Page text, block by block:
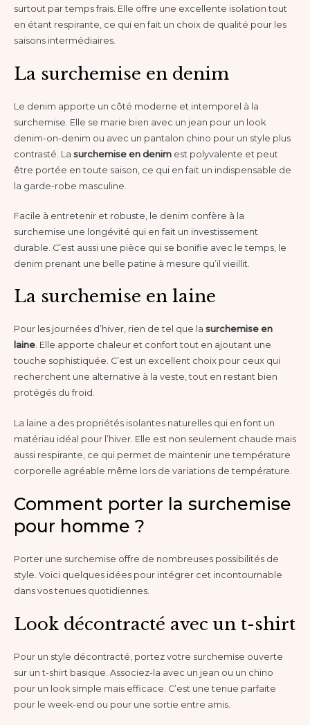
surtout par temps frais. Elle offre une excellente isolation tout
en étant respirante, ce qui en fait un choix de qualité pour les
saisons intermédiaires.
La surchemise en denim
Le denim apporte un côté moderne et intemporel à la
surchemise. Elle se marie bien avec un jean pour un look
denim-on-denim ou avec un pantalon chino pour un style plus
contrasté. La surchemise en denim est polyvalente et peut
être portée en toute saison, ce qui en fait un indispensable de
la garde-robe masculine.
Facile à entretenir et robuste, le denim confère à la
surchemise une longévité qui en fait un investissement
durable. C’est aussi une pièce qui se bonifie avec le temps, le
denim prenant une belle patine à mesure qu’il vieillit.
La surchemise en laine
Pour les journées d’hiver, rien de tel que la surchemise en
laine. Elle apporte chaleur et confort tout en ajoutant une
touche sophistiquée. C’est un excellent choix pour ceux qui
recherchent une alternative à la veste, tout en restant bien
protégés du froid.
La laine a des propriétés isolantes naturelles qui en font un
matériau idéal pour l’hiver. Elle est non seulement chaude mais
aussi respirante, ce qui permet de maintenir une température
corporelle agréable même lors de variations de température.
Comment porter la surchemise
pour homme ?
Porter une surchemise offre de nombreuses possibilités de
style. Voici quelques idées pour intégrer cet incontournable
dans vos tenues quotidiennes.
Look décontracté avec un t-shirt
Pour un style décontracté, portez votre surchemise ouverte
sur un t-shirt basique. Associez-la avec un jean ou un chino
pour un look simple mais efficace. C’est une tenue parfaite
pour le week-end ou pour une sortie entre amis.